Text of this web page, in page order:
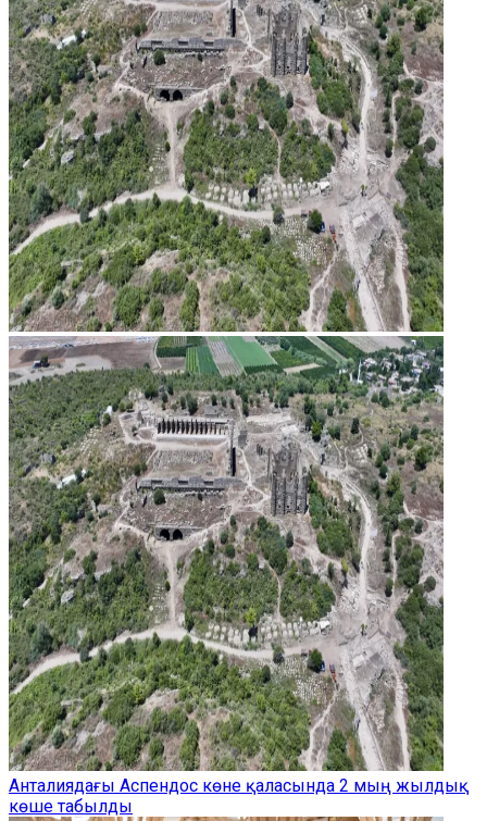
Анталиядағы Аспендос көне қаласында 2 мың жылдық
көше табылды